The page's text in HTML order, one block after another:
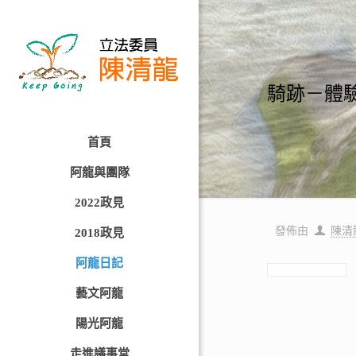
首頁
阿龍與團隊
2022政見
2018政見
阿龍日記
藝文阿龍
陽光阿龍
騎跡－體
發佈由 陳